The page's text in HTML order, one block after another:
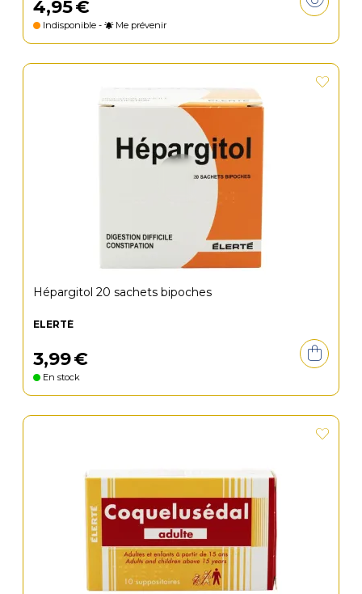
4,95€
Indisponible - Me prévenir
Hépargitol 20 sachets bipoches
ELERTÉ
3,99€
En stock